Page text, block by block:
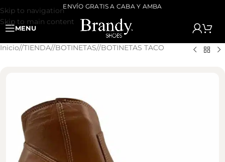
Skip to navigation
Skip to main content
ENVÍO GRATIS A CABA Y AMBA
MENU
Inicio/ TIENDA/ BOTINETAS/ BOTINETAS TACO